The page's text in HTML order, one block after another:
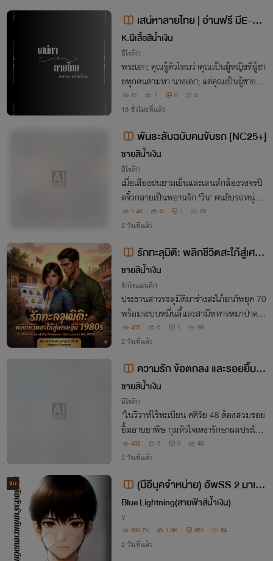
เสน่หาลายไทย | อ่านฟรี มีE-bo
ok
K.ผีเสื้อสีน้ำเงิน
อีโรติก
พระเอก; คุณรู้ตัวไหมว่าคุณเป็นผู้หญิงที่ผู้ชา
ยทุกคนตามหา นางเอก; แต่คุณเป็นผู้ชายที่ฉั
นเดินตามข้างทางก็เจอค่ะ
51 1 0 0
18 ชั่วโมงที่แล้ว
พันธะลับฉบับคนขับรถ [NC25+]
ชายสีน้ำเงิน
อีโรติก
เมื่อเสียงฝนยามเย็นและเลนส์กล้องวงจรปิ
ดจิ๋วกลายเป็นพยานรัก 'วิน' คนขับรถหนุ่มถู
กดึงเข้าสู่พันธะลับวิปริตของเจ้านาย จากควา
มประหม่าสู่ความเสพติดที่ยากจะถอนตัว!
1.4K 0 1 23
2 วันที่แล้ว
รักทะลุมิติ: พลิกชีวิตสะใภ้สู่เศรษ
ฐินี 1980s
ชายสีน้ำเงิน
รักโรแมนติก
ประธานสาวทะลุมิติมาร่างสะใภ้อาภัพยุค 70
พร้อมระบบหมื่นลี้และสามีทหารหมาป่าคลั่
งรัก ร่วมกันคว่ำขั้วอำนาจ สยบเมืองหลวงด้
วยทุนและบารมีเหนือชั้น!
407 0 1 66
2 วันที่แล้ว
ความรัก ข้อตกลง และรอยยิ้มที่
หายไป [NC-18]
ชายสีน้ำเงิน
อีโรติก
"ในวิวาห์ไร้ทะเบียน ศศิวัย 48 ต้องสวมรอย
ยิ้มอาบยาพิษ กุมหัวใจเหงารักษาผลประโยช
น์ให้ลูก ภายใต้กฎเหล็กเหนือร่มผ้า เกมตัณ
หาธุรกิจที่เธอขอเป็นคนพิพากษา!"
402 0 0 40
2 วันที่แล้ว
จบ
(มีอีบุคจำหน่าย) อัพSS 2 มาเฟี
ยตัวร้ายกับนายบอดิ้การ์ด(END)
Blue Lightning​(สายฟ้าสีน้ำเงิน)
Y
596.7K 1.0K 851 54
2 วันที่แล้ว